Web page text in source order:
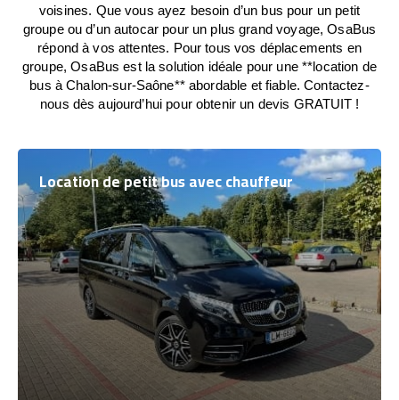
voisines. Que vous ayez besoin d’un bus pour un petit
groupe ou d’un autocar pour un plus grand voyage, OsaBus
répond à vos attentes. Pour tous vos déplacements en
groupe, OsaBus est la solution idéale pour une **location de
bus à Chalon-sur-Saône** abordable et fiable. Contactez-
nous dès aujourd’hui pour obtenir un devis GRATUIT !
Location de petit bus avec chauffeur